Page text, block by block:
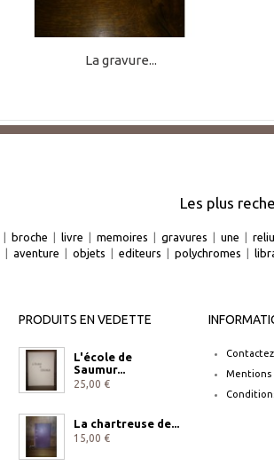
La gravure...
Les plus
| broche | livre | memoires | gravures | une |
| aventure | objets | editeurs | polychromes |
PRODUITS EN VEDETTE
L'école de
Saumur...
25,00 €
La chartreuse de...
15,00 €
Mentions